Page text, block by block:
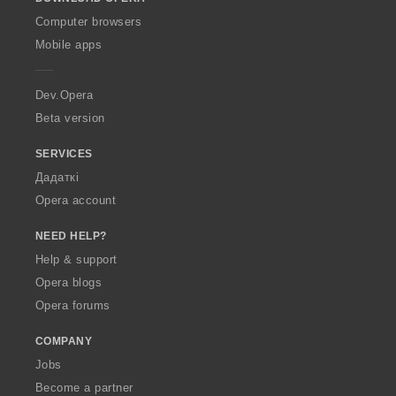
O
p
a
Computer browsers
Mobile apps
Dev.Opera
Beta version
SERVICES
Дадаткі
Opera account
NEED HELP?
Help & support
Opera blogs
Opera forums
COMPANY
Jobs
Become a partner